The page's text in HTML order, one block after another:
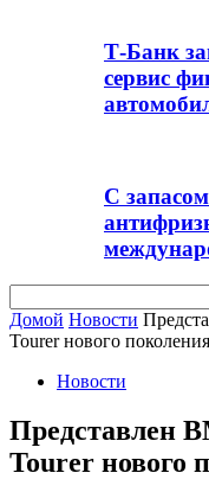
Т-Банк
сервис
С
Домой Новости
Tourer нового поколения
Новости
Представлен
Tourer нового